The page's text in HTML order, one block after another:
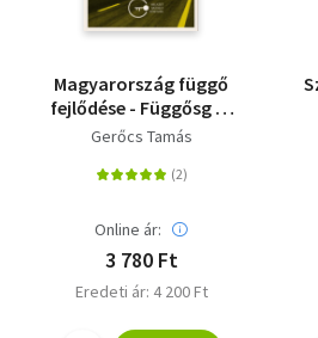
Magyarország függő
fejlődése - Függősg és
felzárkózás globális
perspektívában
Gerőcs Tamás
Online ár:
3 780 Ft
Eredeti ár: 4 200 Ft